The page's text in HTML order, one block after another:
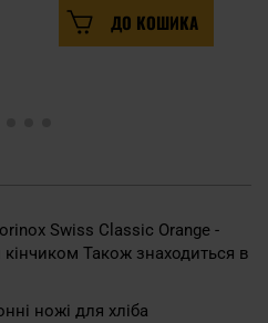
ДО КОШИКА
Swiss Classic Orange -
кінчиком Також знаходиться в
ножі для хліба